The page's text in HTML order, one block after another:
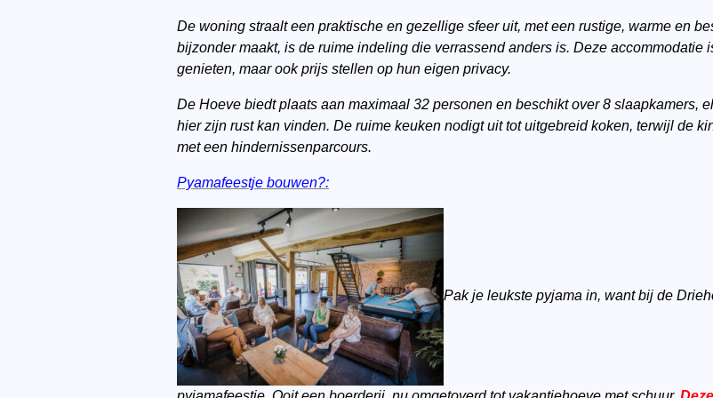
De woning straalt een praktische en gezellige sfeer uit, met een rustige, warme en
bijzonder maakt, is de ruime indeling die verrassend anders is. Deze
genieten, maar ook prijs stellen op hun eigen privacy.
De Hoeve biedt plaats aan maximaal 32 personen en beschikt over 8 slaapkamers,
hier zijn rust kan vinden. De ruime keuken nodigt uit tot uitgebreid koken, terwijl de
met een hindernissenparcours.
Pyamafeestje bouwen?:
Pak je leukste pyjama in, want bij de